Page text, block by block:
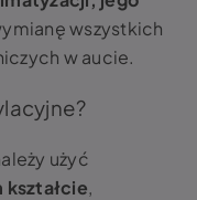
wszystkich
w aucie.
użyć
kształcie,